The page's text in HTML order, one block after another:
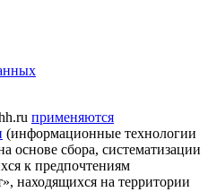
применяются
(информационные технологии
основе сбора, систематизации
к предпочтениям
находящихся на территории